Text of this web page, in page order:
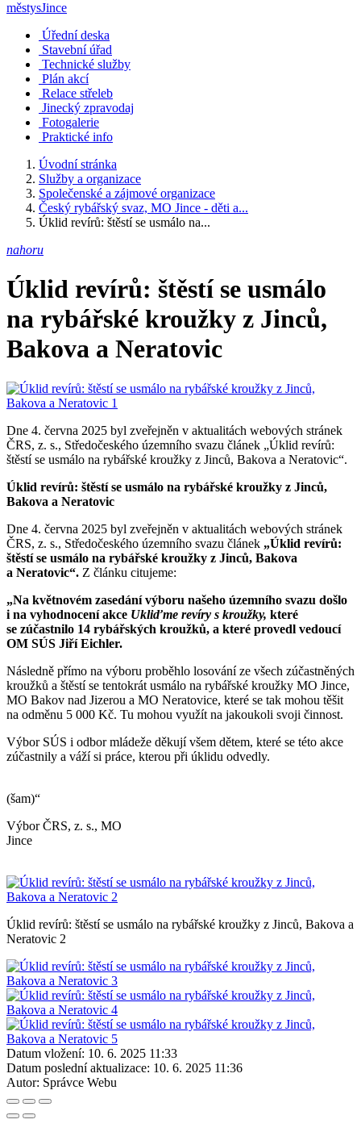
městysJince
Úřední deska
Stavební úřad
Technické služby
Plán akcí
Relace střeleb
Jinecký zpravodaj
Fotogalerie
Praktické info
Úvodní stránka
Služby a organizace
Společenské a zájmové organizace
Český rybářský svaz, MO Jince - děti a...
Úklid revírů: štěstí se usmálo na...
nahoru
Úklid revírů: štěstí se usmálo
na rybářské kroužky z Jinců,
Bakova a Neratovic
Dne 4. června 2025 byl zveřejněn v aktualitách webových stránek
ČRS, z. s., Středočeského územního svazu článek „Úklid revírů:
štěstí se usmálo na rybářské kroužky z Jinců, Bakova a Neratovic“.
Úklid revírů: štěstí se usmálo na rybářské kroužky z Jinců,
Bakova a Neratovic
Dne 4. června 2025 byl zveřejněn v aktualitách webových stránek
ČRS, z. s., Středočeského územního svazu článek „Úklid revírů:
štěstí se usmálo na rybářské kroužky z Jinců, Bakova
a Neratovic“. Z článku citujeme:
„Na květnovém zasedání výboru našeho územního svazu došlo
i na vyhodnocení akce Ukliďme revíry s kroužky, které
se zúčastnilo 14 rybářských kroužků, a které provedl vedoucí
OM SÚS Jiří Eichler.
Následně přímo na výboru proběhlo losování ze všech zúčastněných
kroužků a štěstí se tentokrát usmálo na rybářské kroužky MO Jince,
MO Bakov nad Jizerou a MO Neratovice, které se tak mohou těšit
na odměnu 5 000 Kč. Tu mohou využít na jakoukoli svoji činnost.
Výbor SÚS i odbor mládeže děkují všem dětem, které se této akce
zúčastnily a váží si práce, kterou při úklidu odvedly.
(šam)“
Výbor ČRS, z. s., MO
Úklid revírů: štěstí se usmálo na rybářské kroužky z Jinců, Bakova a
Neratovic 2
Datum vložení: 10. 6. 2025 11:33
Datum poslední aktualizace: 10. 6. 2025 11:36
Autor: Správce Webu